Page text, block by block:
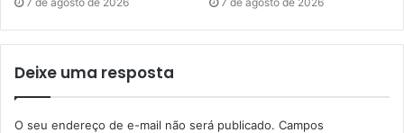
três anos de idade, cerca de 8% tenham reações
alimentares de causas alérgicas. Dentre os adultos, esse
índice é de aproximadamente 3%. Sobre a intolerância à
lactose, o açúcar presente no leite, um estudo publicado
Deixe uma resposta
O seu endereço de e-mail não será publicado. Campos